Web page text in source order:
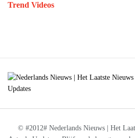
Trend Videos
© #2012# Nederlands Nieuws | Het